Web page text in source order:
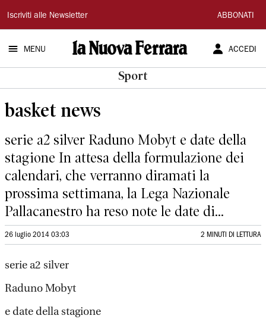
La
Nuova
Ferrara
Iscriviti alle Newsletter ABBONATI
MENU ACCEDI
Sport
basket news
serie a2 silver Raduno Mobyt e date della
stagione In attesa della formulazione dei
calendari, che verranno diramati la
prossima settimana, la Lega Nazionale
Pallacanestro ha reso note le date di...
26 luglio 2014 03:03 2 MINUTI DI LETTURA
serie a2 silver
Raduno Mobyt
e date della stagione